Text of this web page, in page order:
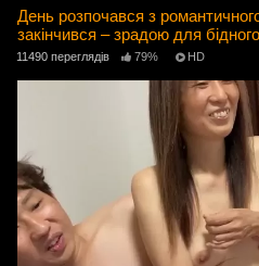
День розпочався з
закінчився – зрадою для
11490 переглядів 79% HD